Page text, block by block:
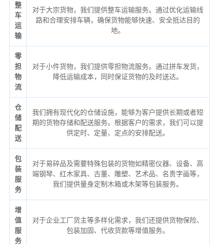
整
车
运
输
对于大宗货物，我们提供整车运输服务。通过优化运输线
路和合理安排车辆，确保货物能够快速、安全抵达目的
地。
零
担
物
流
对于小件货物，我们提供零担物流服务。通过拼车发货，
降低运输成本，同时保证货物的及时送达。
仓
储
配
送
我们拥有现代化的仓储设施，能够为客户提供长期或者短
期的货物存储和配送服务。根据客户的需求，我们可以提
供定时、定量、定点的安排配送。
包
装
服
务
对于易碎品及需要特殊包装的货物如精密仪器、设备、高
端钢琴、红木家具、古董、雕塑、艺术品、名贵字画等，
我们提供量身定制木箱或木架等包装服务。
增
值
服
务
对于企业工厂货主等多样化需求，我们还提供货物保险、
包装加固、代收货款等增值服务。